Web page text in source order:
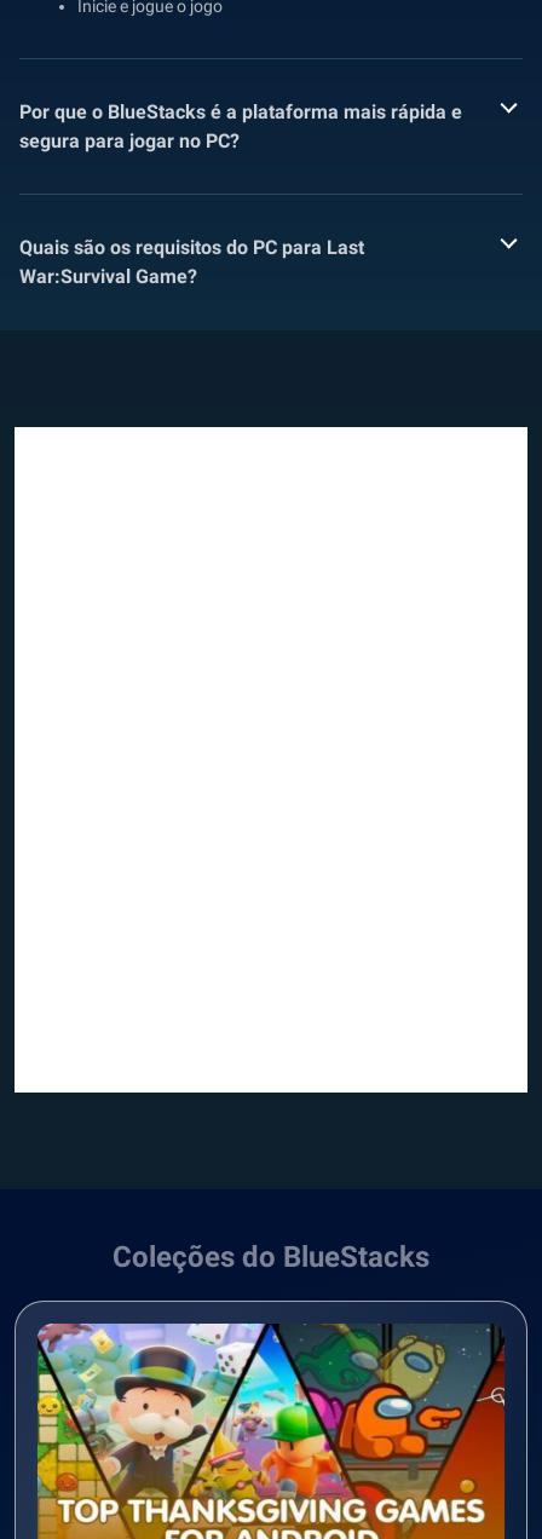
Inicie e jogue o jogo
Por que o BlueStacks é a plataforma mais rápida e
segura para jogar no PC?
Quais são os requisitos do PC para Last
War:Survival Game?
Coleções do BlueStacks